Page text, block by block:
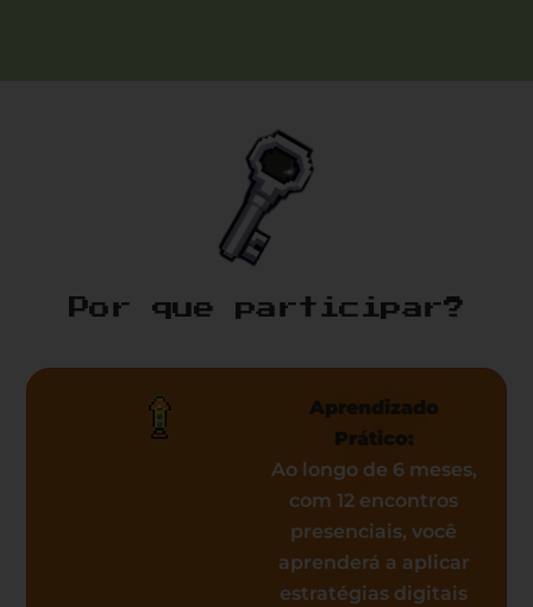
Por que participar?
Aprendizado
Prático:
Ao longo de 6 meses,
com 12 encontros
presenciais, você
aprenderá a aplicar
estratégias digitais